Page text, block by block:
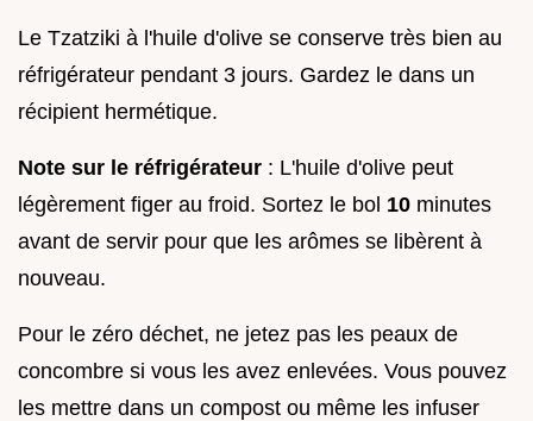
Le Tzatziki à l'huile d'olive se conserve très bien au
réfrigérateur pendant 3 jours. Gardez le dans un
récipient hermétique.
Note sur le réfrigérateur : L'huile d'olive peut
légèrement figer au froid. Sortez le bol 10 minutes
avant de servir pour que les arômes se libèrent à
nouveau.
Pour le zéro déchet, ne jetez pas les peaux de
concombre si vous les avez enlevées. Vous pouvez
les mettre dans un compost ou même les infuser